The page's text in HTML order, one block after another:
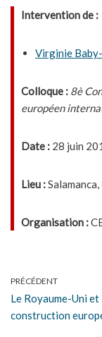
Intervention de :
Virginie
Colloque : 8è
européen
Date : 28 juin
Lieu :
Organisation :
PRÉCÉDENT
Le Royaume-Uni et
construction